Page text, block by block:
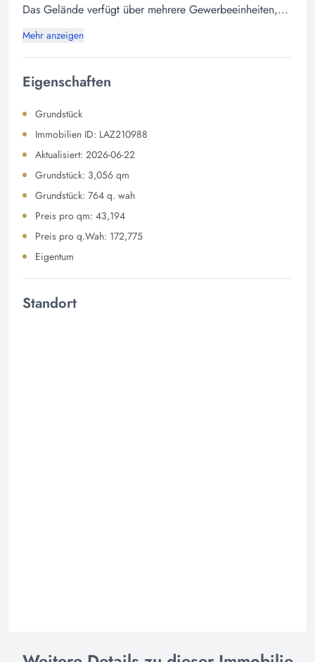
Das Gelände verfügt über mehrere Gewerbeeinheiten,...
Mehr anzeigen
Eigenschaften
Grundstück
Immobilien ID: LAZ210988
Aktualisiert: 2026-06-22
Grundstück: 3,056 qm
Grundstück: 764 q. wah
Preis pro qm: 43,194
Preis pro q.Wah: 172,775
Eigentum
Standort